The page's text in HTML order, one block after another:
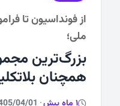
ورزشی
از فونداسیون تا
ملی؛
بزرگ‌ترین
همچنان